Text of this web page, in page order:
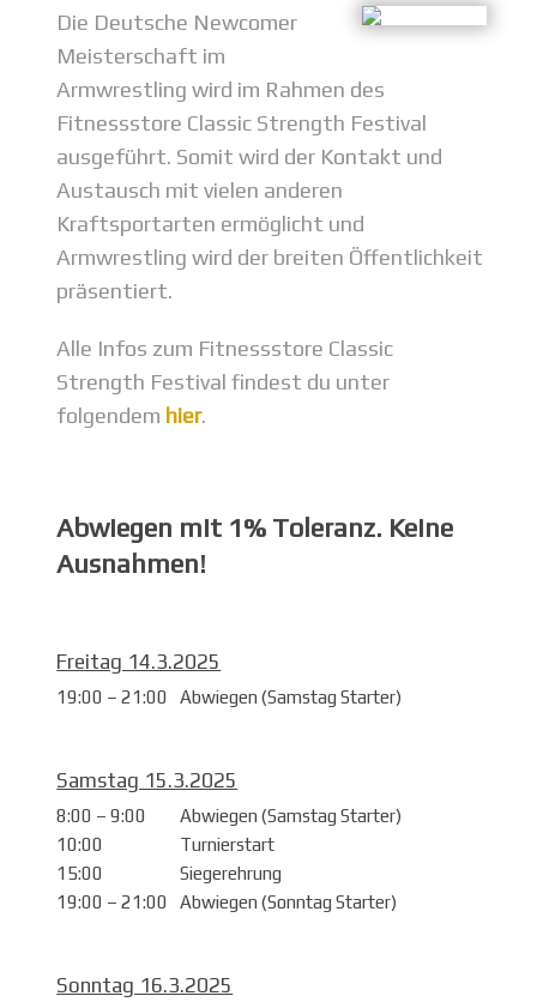
Die Deutsche Newcomer
Meisterschaft im
Armwrestling wird im Rahmen des
Fitnessstore Classic Strength Festival
ausgeführt. Somit wird der Kontakt und
Austausch mit vielen anderen
Kraftsportarten ermöglicht und
Armwrestling wird der breiten Öffentlichkeit
präsentiert.
Alle Infos zum Fitnessstore Classic
Strength Festival findest du unter
folgendem hier.
Abwiegen mit 1% Toleranz. Keine
Ausnahmen!
Freitag 14.3.2025
19:00 – 21:00 Abwiegen (Samstag Starter)
Samstag 15.3.2025
8:00 – 9:00
10:00
15:00
19:00 – 21:00
Abwiegen (Samstag Starter)
Turnierstart
Siegerehrung
Abwiegen (Sonntag Starter)
Sonntag 16.3.2025